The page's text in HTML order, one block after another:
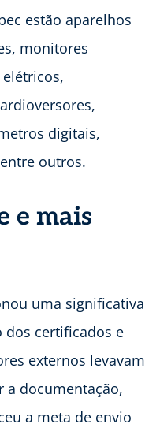
estão aparelhos
monitores
digitais,
outros.
e mais
uma significativa
dos certificados e
externos levavam
a documentação,
a meta de envio